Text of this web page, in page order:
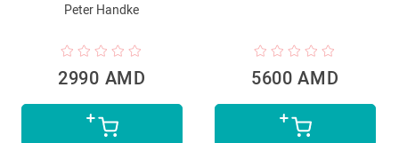
Peter Handke
2990 AMD 5600 AMD